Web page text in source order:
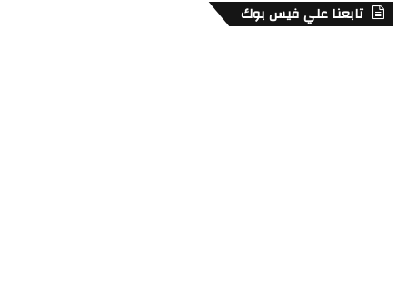
تابعنا علي فيس بوك